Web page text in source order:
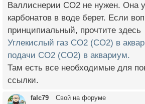
Валлиснерии СО2 не нужен. Она
карбонатов в воде берет. Если
принципиальный, прочтите здесь
Углекислый газ СО2 (CO2) в
подачи CO2 (СО2) в аквариум.
Там есть все необходимые для
ссылки.
falc79 Свой на форуме